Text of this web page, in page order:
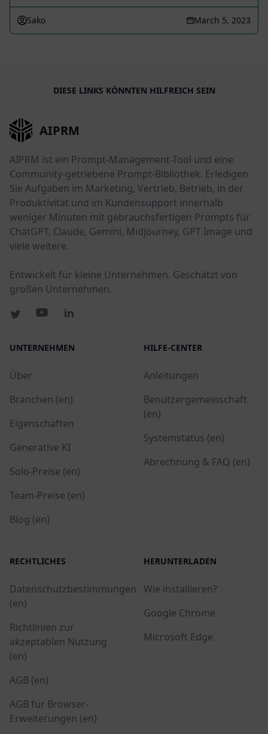
Sako March 5, 2023
DIESE LINKS KÖNNTEN HILFREICH SEIN
AIPRM
AIPRM ist ein Prompt-Management-Tool und eine
Community-getriebene Prompt-Bibliothek. Erledigen
Sie Aufgaben im Marketing, Vertrieb, Betrieb, in der
Produktivität und im Kundensupport innerhalb
weniger Minuten mit gebrauchsfertigen Prompts für
ChatGPT, Claude, Gemini, Midjourney, GPT Image und
viele weitere.
Entwickelt für kleine Unternehmen. Geschätzt von
großen Unternehmen.
UNTERNEHMEN
Über
Branchen (en)
Eigenschaften
Generative KI
Solo-Preise (en)
Team-Preise (en)
Blog (en)
HILFE-CENTER
Anleitungen
Benutzergemeinschaft
(en)
Systemstatus (en)
Abrechnung & FAQ (en)
RECHTLICHES
Datenschutzbestimmungen
(en)
Richtlinien zur
akzeptablen Nutzung
(en)
AGB (en)
AGB für Browser-
Erweiterungen (en)
HERUNTERLADEN
Wie installieren?
Google Chrome
Microsoft Edge